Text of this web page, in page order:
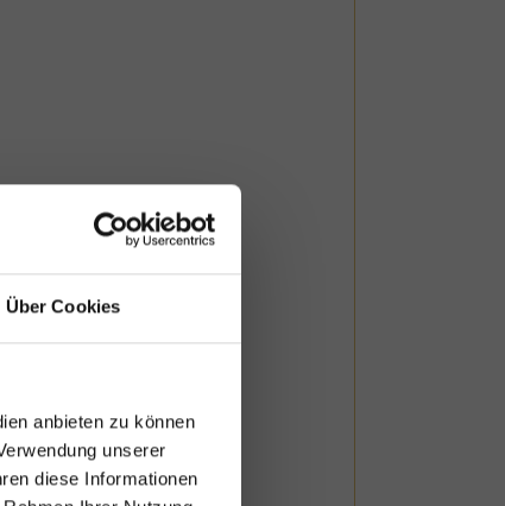
Über Cookies
anbieten zu können
unserer
diese Informationen
unserem